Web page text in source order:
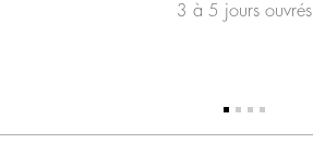
3 à 5 jours ouvrés